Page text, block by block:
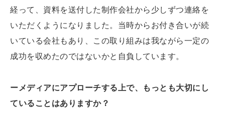
経って、資料を送付した制作会社から少しずつ連絡を
いただくようになりました。当時からお付き合いが続
いている会社もあり、この取り組みは我ながら一定の
成功を収めたのではないかと自負しています。
ーメディアにアプローチする上で、もっとも大切にし
ていることはありますか？